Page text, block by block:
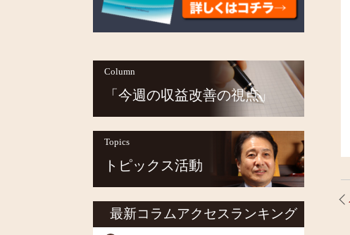
Column
「今週の収益改善の視点」
Topics
トピックス活動
最新コラムアクセスランキング